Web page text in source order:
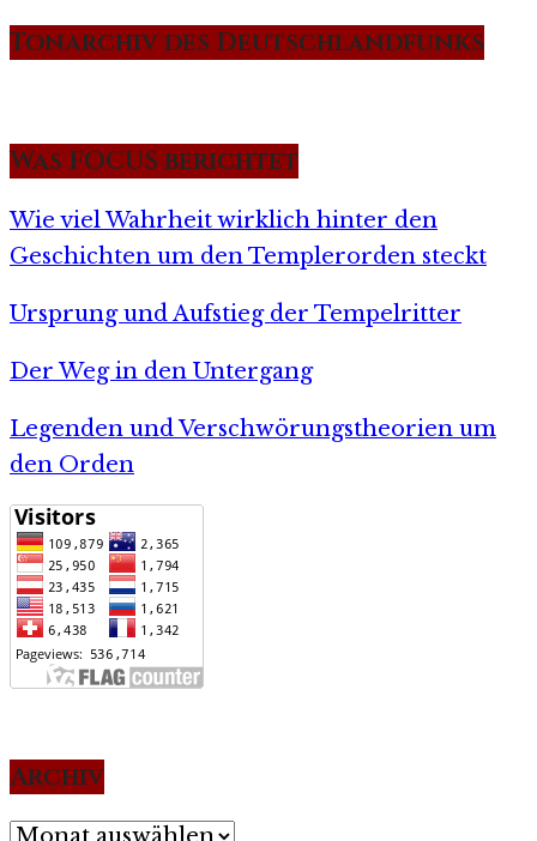
Tonarchiv des Deutschlandfunks
Was FOCUS berichtet
Wie viel Wahrheit wirklich hinter den
Geschichten um den Templerorden steckt
Ursprung und Aufstieg der Tempelritter
Der Weg in den Untergang
Legenden und Verschwörungstheorien um
den Orden
Archiv
Archiv